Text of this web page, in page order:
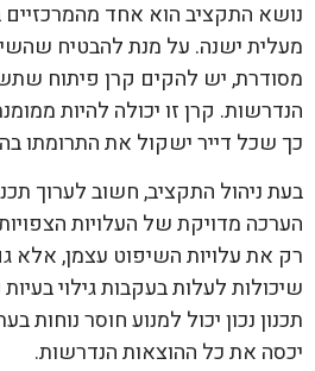
נושא התקציב הוא אחד
מעלית ישנה. על מנת להבטיח
מסודרת, יש להקים קרן פיתוח
הנדרשות. קרן זו יכולה להיות
כך שכל דייר ישקול את התרומתו
בעת ניהול התקציב, חשוב לערוך
הערכה מדויקת של העלויות
רק את עלויות השיפוט עצמן, אלא
שיכולות לעלות בעקבות גילוי
תכנון נכון יכול למנוע חוסר נוחות
יכסה את כל ההוצאות הנדרשות.